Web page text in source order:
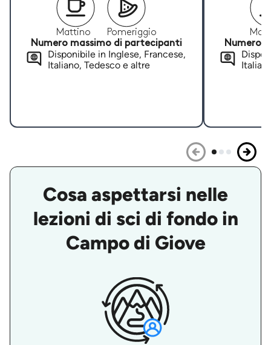
Mattino
Pomeriggio
Numero massimo di partecipanti
Disponibile in Inglese, Francese,
Italiano, Tedesco e altre
Numero
Cosa aspettarsi nelle
lezioni di sci di fondo in
Campo di Giove